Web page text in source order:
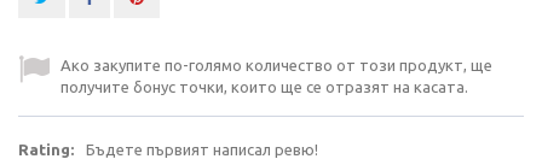
Ако закупите по-голямо количество от този продукт, ще
получите бонус точки, които ще се отразят на касата.
Rating: Бъдете първият написал ревю!